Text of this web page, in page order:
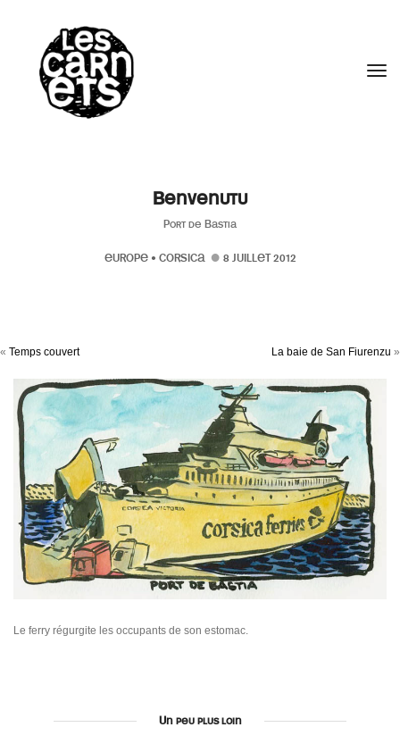
Benvenutu
Port de Bastia
EUROPE• CORSICA 8 JUILLET 2012
« Temps couvert La baie de San Fiurenzu »
Le ferry régurgite les occupants de son estomac.
Un peu plus loin